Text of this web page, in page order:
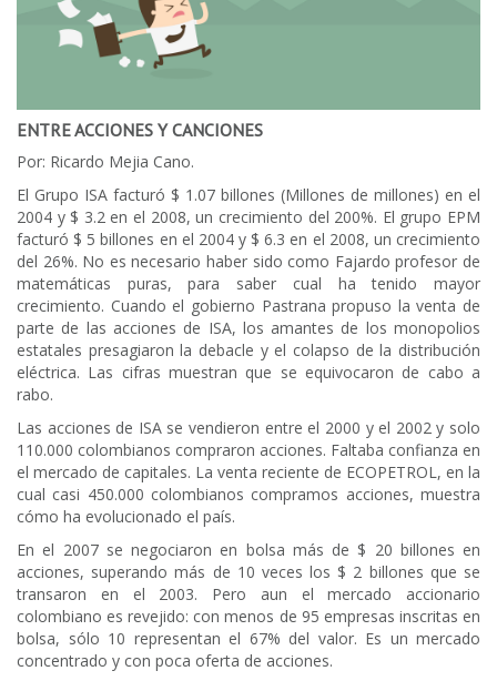
ENTRE ACCIONES Y CANCIONES
Por: Ricardo Mejia Cano.
El Grupo ISA facturó $ 1.07 billones (Millones de millones) en el
2004 y $ 3.2 en el 2008, un crecimiento del 200%. El grupo EPM
facturó $ 5 billones en el 2004 y $ 6.3 en el 2008, un crecimiento
del 26%. No es necesario haber sido como Fajardo profesor de
matemáticas puras, para saber cual ha tenido mayor
crecimiento. Cuando el gobierno Pastrana propuso la venta de
parte de las acciones de ISA, los amantes de los monopolios
estatales presagiaron la debacle y el colapso de la distribución
eléctrica. Las cifras muestran que se equivocaron de cabo a
rabo.
Las acciones de ISA se vendieron entre el 2000 y el 2002 y solo
110.000 colombianos compraron acciones. Faltaba confianza en
el mercado de capitales. La venta reciente de ECOPETROL, en la
cual casi 450.000 colombianos compramos acciones, muestra
cómo ha evolucionado el país.
En el 2007 se negociaron en bolsa más de $ 20 billones en
acciones, superando más de 10 veces los $ 2 billones que se
transaron en el 2003. Pero aun el mercado accionario
colombiano es revejido: con menos de 95 empresas inscritas en
bolsa, sólo 10 representan el 67% del valor. Es un mercado
concentrado y con poca oferta de acciones.